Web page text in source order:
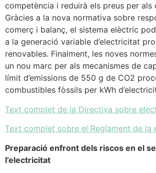
competència i reduirà els preus per als
Gràcies a la nova normativa sobre
comerç i balanç, el sistema elèctric
a la generació variable d’electricitat
renovables. Finalment, les noves
un nou marc per als mecanismes de
límit d’emissions de 550 g de CO2
combustibles fòssils per kWh
Text complet de la Directiva sobre
Text complet sobre el Reglament de la
Preparació enfront dels riscos en el
l’electricitat